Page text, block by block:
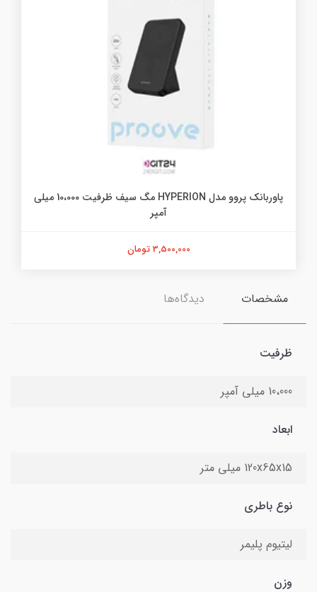
پاوربانک پروو مدل HYPERION مگ سیف ظرفیت 10،000 میلی
آمپر
3,500,000 تومان
مشخصات دیدگاه‌ها
ظرفیت
10،000 میلی آمپر
ابعاد
120x65x15 میلی متر
نوع باطری
لیتیوم پلیمر
وزن